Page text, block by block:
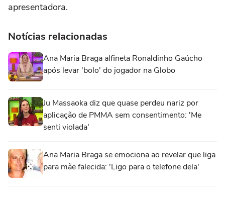
apresentadora.
Notícias relacionadas
Ana Maria Braga alfineta Ronaldinho Gaúcho
após levar 'bolo' do jogador na Globo
Ju Massaoka diz que quase perdeu nariz por
aplicação de PMMA sem consentimento: 'Me
senti violada'
Ana Maria Braga se emociona ao revelar que liga
para mãe falecida: 'Ligo para o telefone dela'